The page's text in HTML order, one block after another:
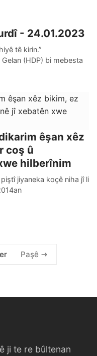
- 24.01.2023
tê kirin.”
(HDP) bi mebesta
êşan xêz
coş û
hilberînim
jiyaneka koçê niha jî li
Paşê
ji te re bûltenan